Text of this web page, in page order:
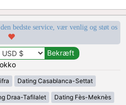
bedste service, vær venlig og støt os
Dating Casablanca-Settat
Draa-Tafilalet Dating Fès-Meknès